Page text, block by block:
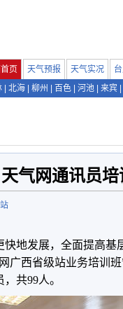
页 天气预报 天气实况
北海 柳州 百色 河池 来宾
气网通讯员
地发展，全面提高基
广西省级站业务培训
共99人。